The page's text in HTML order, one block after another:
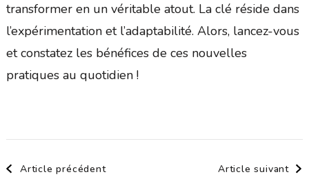
transformer en un véritable atout. La clé réside dans
l’expérimentation et l’adaptabilité. Alors, lancez-vous
et constatez les bénéfices de ces nouvelles
pratiques au quotidien !
Navigation
Article précédent Article suivant